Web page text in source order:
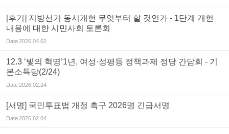
[후기] 지방선거 동시개헌 무엇부터 할 것인가 - 1단계 개헌
내용에 대한 시민사회 토론회
Date2026.04.02
12.3 ‘빛의 혁명’1년, 여성·성평등 정책과제 정당 간담회 - 기
본소득당(2/24)
Date2026.02.24
[서명] 국민투표법 개정 촉구 2026명 긴급서명
Date2026.02.04